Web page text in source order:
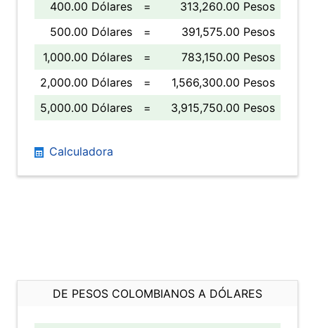
400.00 Dólares
=
313,260.00 Pesos
500.00 Dólares
=
391,575.00 Pesos
1,000.00 Dólares
=
783,150.00 Pesos
2,000.00 Dólares
=
1,566,300.00 Pesos
5,000.00 Dólares
= 3,915,750.00 Pesos
Calculadora
DE PESOS COLOMBIANOS A DÓLARES